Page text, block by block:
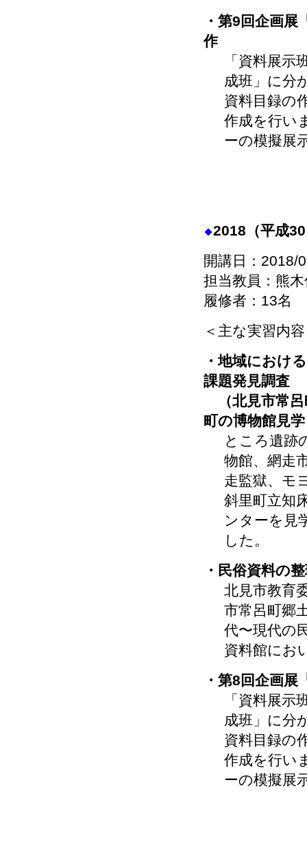
・第9回企画
作
「資料展
成班」に分
資料目録の
作成を行い
ーの模擬展
2018（平成
開講日：2018/
担当教員：熊
履修者：13名
＜主な実習内
・地域におけ
課題発見調査
（北見市常呂
町の博物館見
ところ遺跡
物館、網走
走監獄、モ
斜里町立知
ンターを見
した。
・民俗資料の
北見市教育
市常呂町郷
代〜現代の
資料館にお
・第8回企画
「資料展
成班」に分
資料目録の
作成を行い
ーの模擬展